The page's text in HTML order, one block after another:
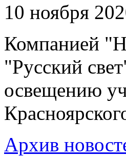
10 ноября
Компанией
"Русский
освещению
Архив